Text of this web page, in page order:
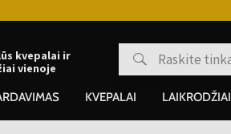
kvepalai ir
vienoje
KVEPALAI LAIKRODŽIAI